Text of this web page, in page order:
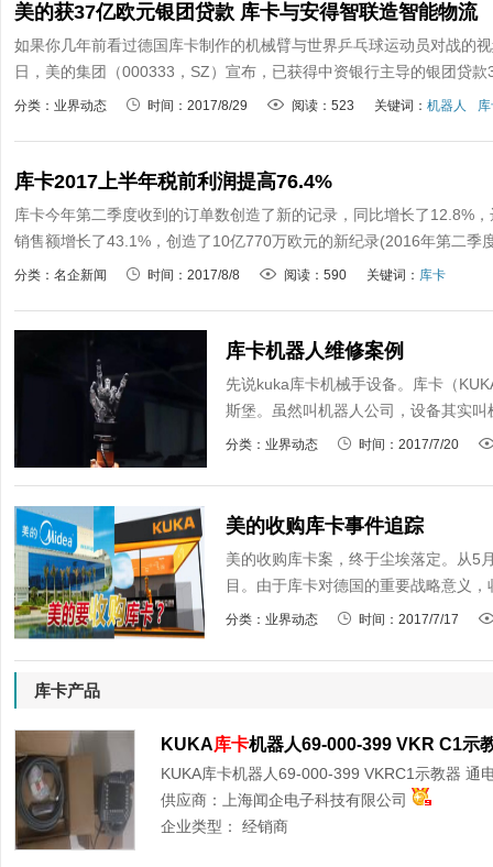
美的获37亿欧元银团贷款 库卡与安得智联造智能物流
如果你几年前看过德国库卡制作的机械臂与世界乒乓球运动员对战的
日，美的集团（000333，SZ）宣布，已获得中资银行主导的银团贷
分类：业界动态 时间：2017/8/29 阅读：523 关键词： 机器人
库卡2017上半年税前利润提高76.4%
库卡今年第二季度收到的订单数创造了新的记录，同比增长了12.8%
销售额增长了43.1%，创造了10亿770万欧元的新纪录(2016年第二
分类：名企新闻 时间：2017/8/8 阅读：590 关键词： 库卡
库卡机器人维修案例
先说kuka库卡机械手设备。库卡（
斯堡。虽然叫机器人公司，设备其实
分类：业界动态 时间：2017/7/20
美的收购库卡事件追踪
美的收购库卡案，终于尘埃落定。从5
目。由于库卡对德国的重要战略意义
分类：业界动态 时间：2017/7/17
库卡产品
KUKA库卡机器人69-000-399 VKR C1示
KUKA库卡机器人69-000-399 VKRC1示教器 通
供应商：
上海闻企电子科技有限公司
企业类型：
经销商